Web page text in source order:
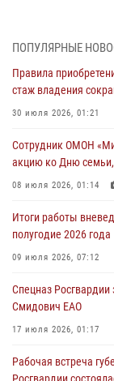
Российской
В Росгвардии
мировой войне 1914-
Внесены изменения
гражданского
Правила
стаж владения
ПОПУЛЯРНЫЕ
Правила
стаж владения
30 июля 2026, 01:21
Сотрудник ОМОН
акцию ко Дню
08 июля 2026, 01:14
Итоги работы
полугодие 2026 года
09 июля 2026, 07:12
Спецназ
Смидович ЕАО
17 июля 2026, 01:17
Рабочая встреча